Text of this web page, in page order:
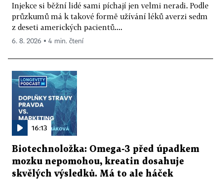
Injekce si běžní lidé sami píchají jen velmi neradi. Podle
průzkumů má k takové formě užívání léků averzi sedm
z deseti amerických pacientů....
6. 8. 2026 ▪ 4 min. čtení
16:13
Biotechnoložka: Omega-3 před úpadkem
mozku nepomohou, kreatin dosahuje
skvělých výsledků. Má to ale háček